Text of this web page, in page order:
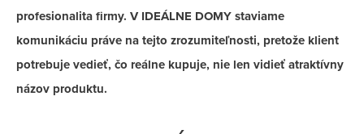
profesionalita firmy. V IDEÁLNE DOMY staviame
komunikáciu práve na tejto zrozumiteľnosti, pretože klient
potrebuje vedieť, čo reálne kupuje, nie len vidieť atraktívny
názov produktu.